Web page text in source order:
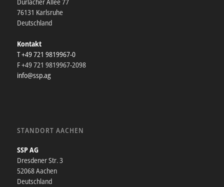
76131 Karlsruhe
Deutschland
Kontakt
T +49 721 9819967-0
F +49 721 9819967-2098
info@ssp.ag
STANDORT AACHEN
SSP AG
Dresdener Str. 3
52068 Aachen
Deutschland